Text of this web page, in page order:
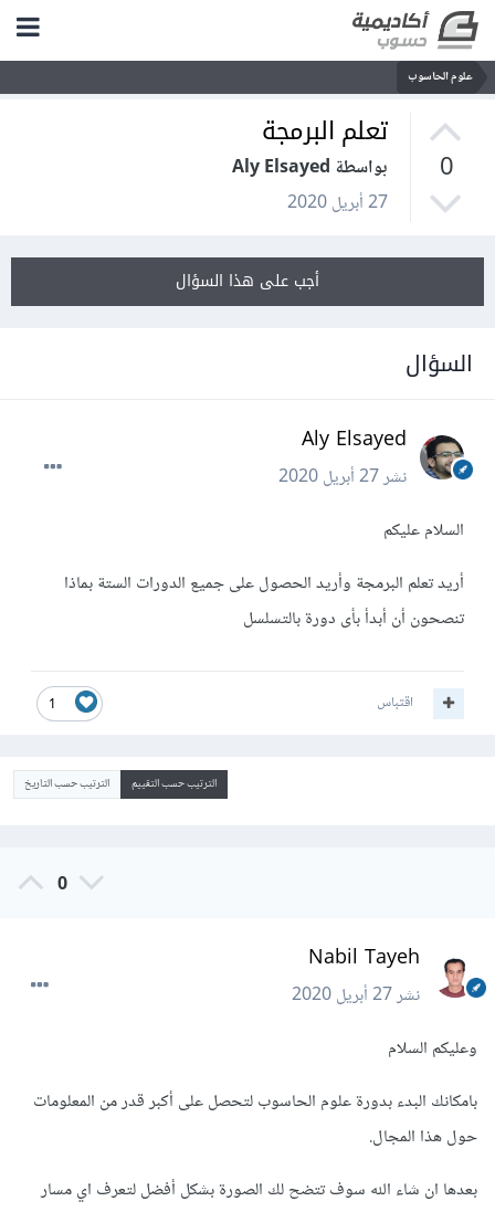
علوم الحاسوب
0
تعلم البرمجة
بواسطة Aly Elsayed
27 أبريل 2020
أجب على هذا السؤال
السؤال
Aly Elsayed
نشر27 أبريل 2020
السلام عليكم
أريد تعلم البرمجة وأريد الحصول على جميع الدورات الستة بماذا
تنصحون أن أبدأ بأى دورة بالتسلسل
1 اقتباس
الترتيب حسب التقييم الترتيب حسب التاريخ
0
Nabil Tayeh
نشر27 أبريل 2020
وعليكم السلام
بامكانك البدء بدورة علوم الحاسوب لتحصل على أكبر قدر من المعلومات
حول هذا المجال.
بعدها ان شاء الله سوف تتضح لك الصورة بشكل أفضل لتعرف اي مسار